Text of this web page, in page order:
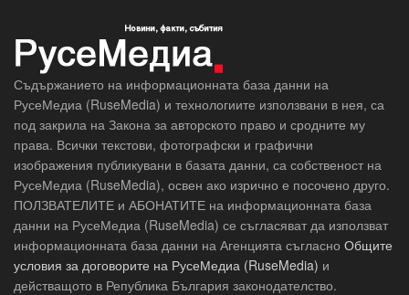
Съдържанието на информационната база данни на
РусеМедиа (RuseMedia) и технологиите използвани в нея, са
под закрила на Закона за авторското право и сродните му
права. Всички текстови, фотографски и графични
изображения публикувани в базата данни, са собственост на
РусеМедиа (RuseMedia), освен ако изрично е посочено друго.
ПОЛЗВАТЕЛИТЕ и АБОНАТИТЕ на информационната база
данни на РусеМедиа (RuseMedia) се съгласяват да използват
информационната база данни на Агенцията съгласно Общите
условия за договорите на РусеМедиа (RuseMedia) и
действащото в Република България законодателство.